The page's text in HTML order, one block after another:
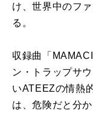
け、世界中のフ
る。
収録曲「
ン・トラップサ
いATEEZの情熱
は、危険だと分